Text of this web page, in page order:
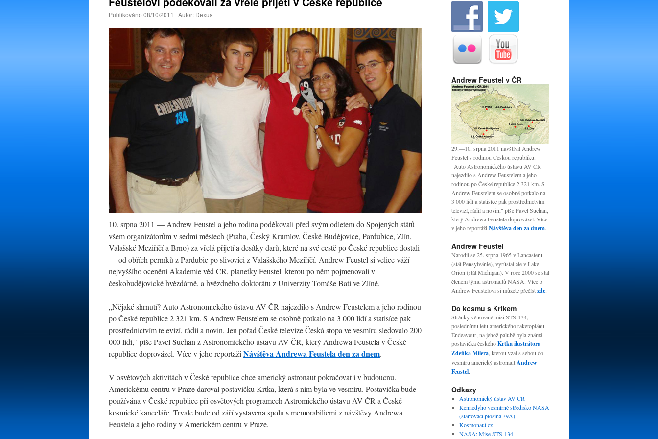
Publikováno 08/10/2011 | Autor: Dexus
10. srpna 2011 — Andrew Feustel a jeho rodina poděkovali před svým odletem do Spojených států
všem organizátorům v sedmi městech (Praha, Český Krumlov, České Budějovice, Pardubice, Zlín,
Valašské Meziříčí a Brno) za vřelá přijetí a desítky darů, které na své cestě po České republice dostali
— od obřích perníků z Pardubic po slivovici z Valašského Meziříčí. Andrew Feustel si velice váží
nejvyššího ocenění Akademie věd ČR, planetky Feustel, kterou po něm pojmenovali v
českobudějovické hvězdárně, a hvězdného doktorátu z Univerzity Tomáše Bati ve Zlíně.
„Nějaké shrnutí? Auto Astronomického ústavu AV ČR najezdilo s Andrew Feustelem a jeho rodinou
po České republice 2 321 km. S Andrew Feustelem se osobně potkalo na 3 000 lidí a statisíce pak
prostřednictvím televizí, rádií a novin. Jen pořad České televize Česká stopa ve vesmíru sledovalo 200
000 lidí,“ píše Pavel Suchan z Astronomického ústavu AV ČR, který Andrewa Feustela v České
republice doprovázel. Více v jeho reportáži Návštěva Andrewa Feustela den za dnem.
V osvětových aktivitách v České republice chce americký astronaut pokračovat i v budoucnu.
Americkému centru v Praze daroval postavičku Krtka, která s ním byla ve vesmíru. Postavička bude
používána v České republice při osvětových programech Astromického ústavu AV ČR a České
kosmické kanceláře. Trvale bude od září vystavena spolu s memorabiliemi z návštěvy Andrewa
Feustela a jeho rodiny v Americkém centru v Praze.
Andrew Feustel v ČR
29.—10. srpna 2011 navštívil Andrew
Feustel s rodinou Českou republiku.
"Auto Astronomického ústavu AV ČR
najezdilo s Andrew Feustelem a jeho
rodinou po České republice 2 321 km. S
Andrew Feustelem se osobně potkalo na
3 000 lidí a statisíce pak prostřednictvím
televizí, rádií a novin," píše Pavel Suchan,
který Andrewa Feustela doprovázel. Více
v jeho reportáži Návštěva den za dnem.
Andrew Feustel
Narodil se 25. srpna 1965 v Lancasteru
(stát Pensylvánie), vyrůstal ale v Lake
Orion (stát Michigan). V roce 2000 se stal
členem týmu astronautů NASA. Více o
Andrew Feustelovi si můžete přečístzde.
Do kosmu s Krtkem
Stránky věnované misi STS-134,
poslednímu letu amerického raketoplánu
Endeavour, na jehož palubě byla známá
postavička českéhoKrtka ilustrátora
Zdeňka Milera , kterou vzal s sebou do
vesmíru americký astronautAndrew
Feustel.
Odkazy
Astronomický ústav AV ČR
Kennedyho vesmírné středisko NASA
(startovací plošina 39A)
Kosmonaut.cz
NASA: Mise STS-134